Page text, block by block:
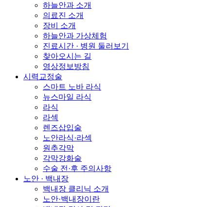
하늘안과 소개
의료진 소개
장비 소개
하늘안과 가상체험
진료시간 · 병원 둘러보기
찾아오시는 길
영상정보방침
시력교정술
스마트 노바 라식
뉴스마일 라식
라식
라섹
렌즈삽입술
노안라식·라섹
원추각막
각막강화술
수술 전·후 주의사항
노안 · 백내장
백내장 클리닉 소개
노안·백내장이란